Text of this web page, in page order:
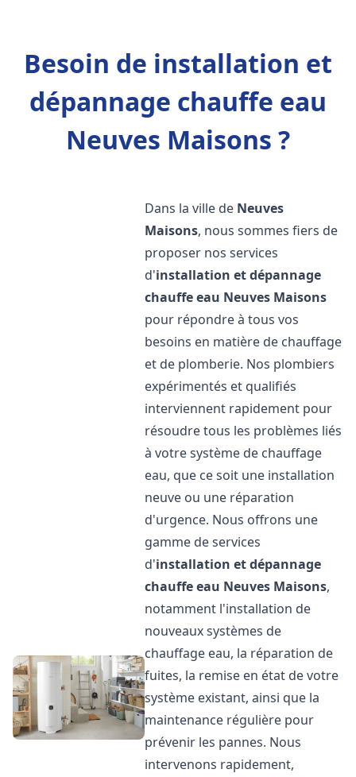
Besoin de installation et
dépannage chauffe eau
Neuves Maisons ?
Dans la ville de Neuves
Maisons, nous sommes fiers de
proposer nos services
d'installation et dépannage
chauffe eau Neuves Maisons
pour répondre à tous vos
besoins en matière de chauffage
et de plomberie. Nos plombiers
expérimentés et qualifiés
interviennent rapidement pour
résoudre tous les problèmes liés
à votre système de chauffage
eau, que ce soit une installation
neuve ou une réparation
d'urgence. Nous offrons une
gamme de services
d'installation et dépannage
chauffe eau Neuves Maisons,
notamment l'installation de
nouveaux systèmes de
chauffage eau, la réparation de
fuites, la remise en état de votre
système existant, ainsi que la
maintenance régulière pour
prévenir les pannes. Nous
intervenons rapidement,